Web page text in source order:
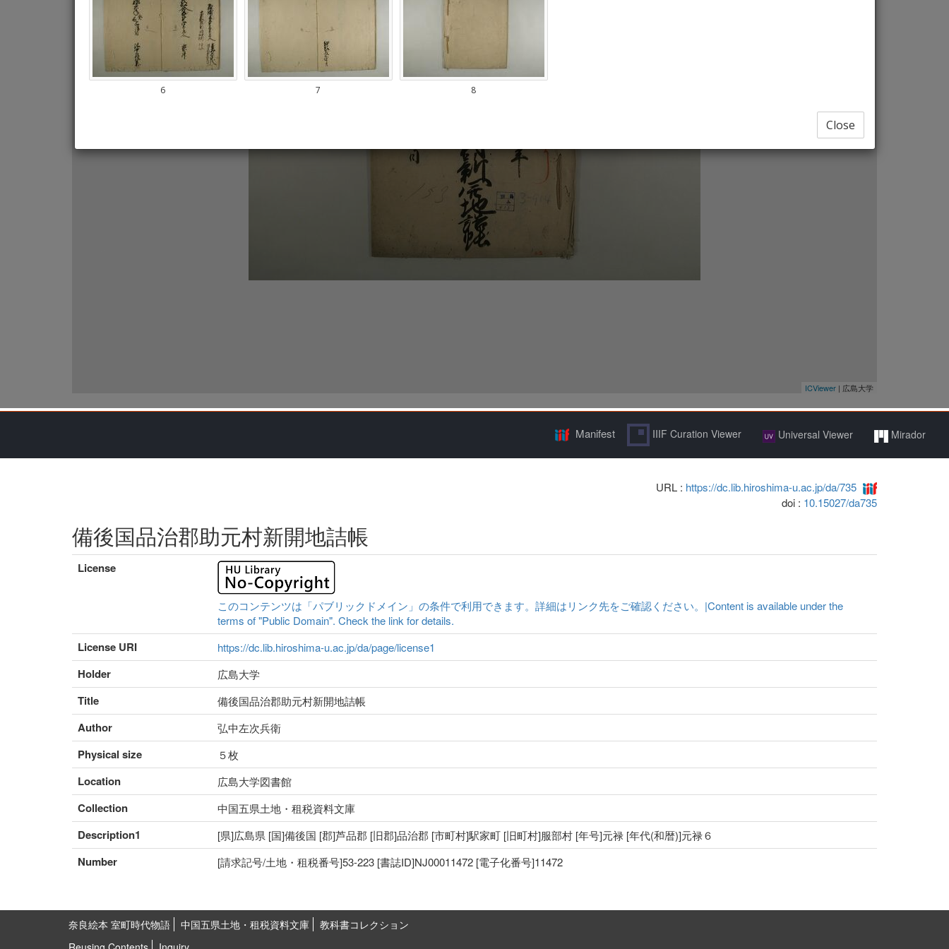
Manifest IIIF Curation Viewer Universal Viewer Mirador
URL : https://dc.lib.hiroshima-u.ac.jp/da/735
doi : 10.15027/da735
備後国品治郡助元村新開地詰帳
License
このコンテンツは「パブリックドメイン」の条件で利用できます。詳細はリンク先をご確認ください。|Content is available under the
terms of "Public Domain". Check the link for details.
License URI https://dc.lib.hiroshima-u.ac.jp/da/page/license1
Holder 広島大学
Title 備後国品治郡助元村新開地詰帳
Author 弘中左次兵衛
Physical size ５枚
Location 広島大学図書館
Collection 中国五県土地・租税資料文庫
Description1 [県]広島県 [国]備後国 [郡]芦品郡 [旧郡]品治郡 [市町村]駅家町 [旧町村]服部村 [年号]元禄 [年代(和暦)]元禄６
Number [請求記号/土地・租税番号]53-223 [書誌ID]NJ00011472 [電子化番号]11472
奈良絵本 室町時代物語 中国五県土地・租税資料文庫
教科書コレクション